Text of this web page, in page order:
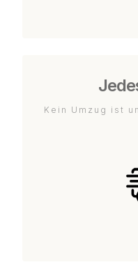
Kein Umzug ist